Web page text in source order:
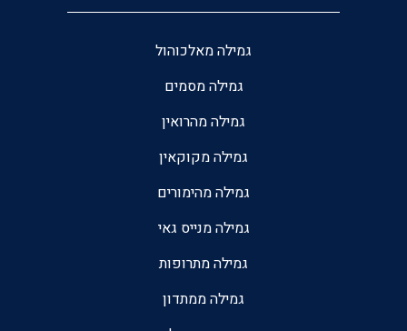
גמילה מאלכוהול
גמילה מסמים
גמילה מהרואין
גמילה מקוקאין
גמילה מהימורים
גמילה מנייס גאי
גמילה מתרופות
גמילה ממתדון